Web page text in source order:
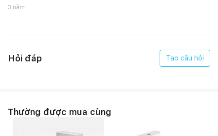
Mã sản phẩm: SF581
3 năm
Hỏi đáp Tạo câu hỏi
Thường được mua cùng